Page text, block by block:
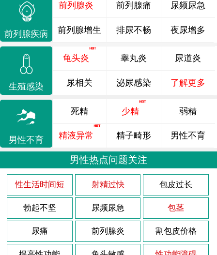
前列腺疾病
前列腺炎 前列腺痛 尿频尿急
前列腺增生 排尿不畅 夜尿增多
生殖感染
龟头炎 睾丸炎 尿道炎
尿相关 泌尿感染 了解更多
男性不育
死精 少精 弱精
精液异常 精子畸形 男性不育
男性热点问题关注
性生活时间短 射精过快 包皮过长
勃起不坚 尿频尿急 包茎
尿痛 前列腺炎 割包皮价格